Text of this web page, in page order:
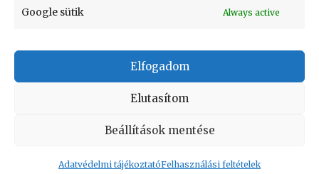
Google sütik Always active
Elfogadom
Elutasítom
Beállítások mentése
Adatvédelmi tájékoztatóFelhasználási feltételek
Impresszum
Adatvédelmi tájékoztató
Vissza a lap tetejére
Copyright © Informatikatörténeti Fórum 2017